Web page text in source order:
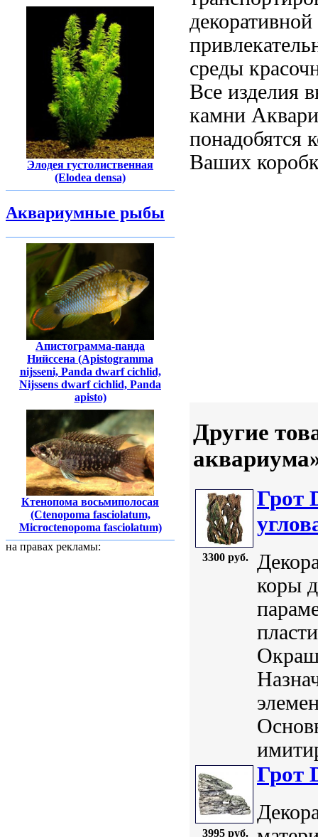
Элодея густолиственная
(Elodea densa)
Аквариумные рыбы
Апистограмма-панда
Нийссена (Apistogramma
nijsseni, Panda dwarf cichlid,
Nijssens dwarf cichlid, Panda
apisto)
Ктенопома восьмиполосая
(Ctenopoma fasciolatum,
Microctenopoma fasciolatum)
на правах рекламы:
декоративной
среды
Все изделия
камни
понадобятся
Ваших
Другие
3300 руб.
Грот
коры
3995 руб.
Грот